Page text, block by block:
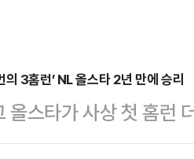
의 3홈런’ NL 올스타 2년 만에 승리
올스타가 사상 첫 홈런
올스타는 16일(한국시